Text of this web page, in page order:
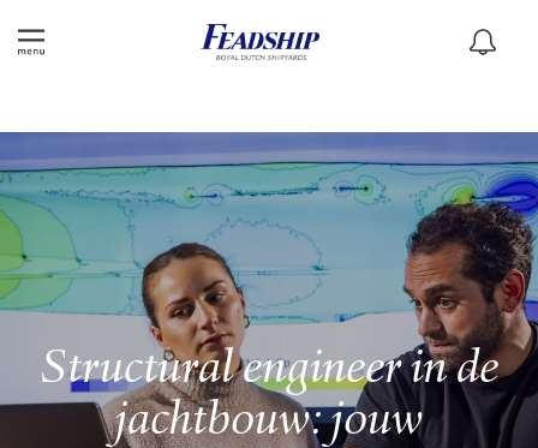
Structural engineer in de
jachtbouw: jouw